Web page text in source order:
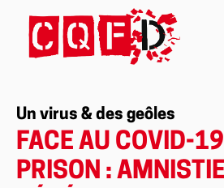
Un virus & des geôles
FACE AU COVID-
PRISON : AMNISTIE